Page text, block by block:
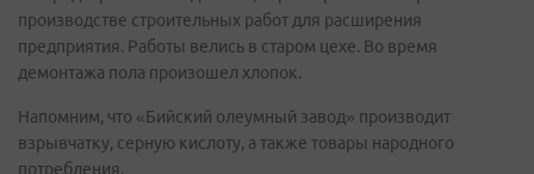
производстве строительных работ для расширения
предприятия. Работы велись в старом цехе. Во время
демонтажа пола произошел хлопок.
Напомним, что «Бийский олеумный завод» производит
взрывчатку, серную кислоту, а также товары народного
потребления.